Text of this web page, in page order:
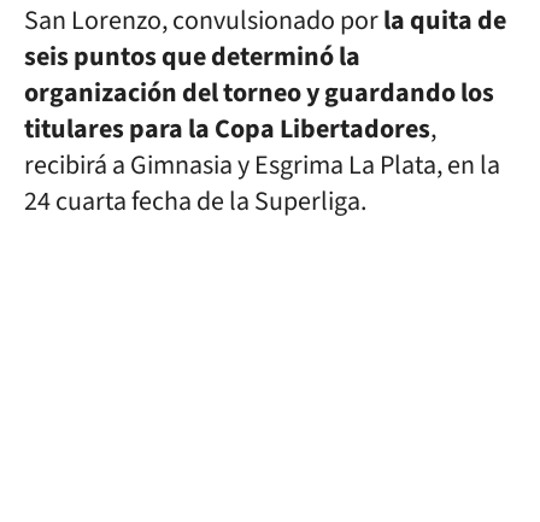
San Lorenzo, convulsionado porla quita de
seis puntos que determinó la
organización del torneo y guardando los
titulares para la Copa Libertadores,
recibirá a Gimnasia y Esgrima La Plata, en la
24 cuarta fecha de la Superliga.